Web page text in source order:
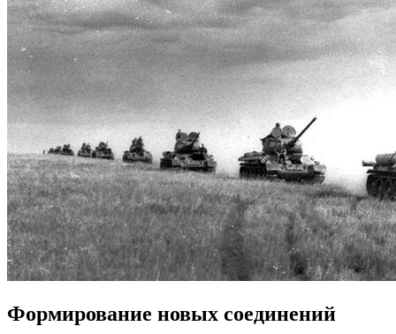
Формирование новых соединений